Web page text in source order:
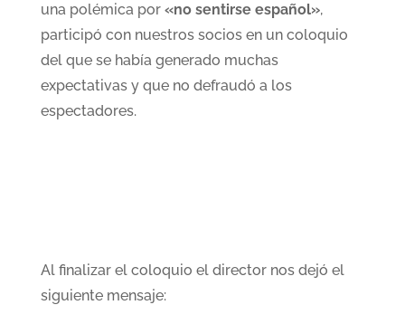
una polémica por «no sentirse español»,
participó con nuestros socios en un coloquio
del que se había generado muchas
expectativas y que no defraudó a los
espectadores.
Al finalizar el coloquio el director nos dejó el
siguiente mensaje: